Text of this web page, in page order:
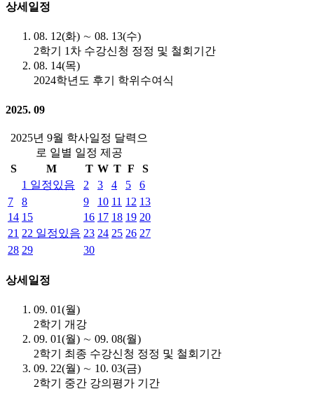
상세일정
08. 12(화) ∼ 08. 13(수)
2학기 1차 수강신청 정정 및 철회기간
08. 14(목)
2024학년도 후기 학위수여식
2025. 09
2025년 9월 학사일정 달력으
로 일별 일정 제공
S
M T W T F
S
1 일정있음 2 3 4 5
6
7
8 9 10 11 12 13
14 15 16 17 18 19 20
21 22 일정있음 23 24 25 26 27
28 29 30
상세일정
09. 01(월)
2학기 개강
09. 01(월) ∼ 09. 08(월)
2학기 최종 수강신청 정정 및 철회기간
09. 22(월) ∼ 10. 03(금)
2학기 중간 강의평가 기간